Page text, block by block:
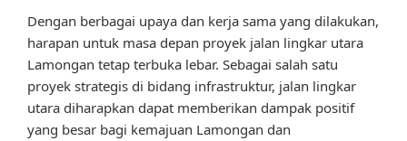
Dengan berbagai upaya dan kerja sama yang dilakukan,
harapan untuk masa depan proyek jalan lingkar utara
Lamongan tetap terbuka lebar. Sebagai salah satu
proyek strategis di bidang infrastruktur, jalan lingkar
utara diharapkan dapat memberikan dampak positif
yang besar bagi kemajuan Lamongan dan